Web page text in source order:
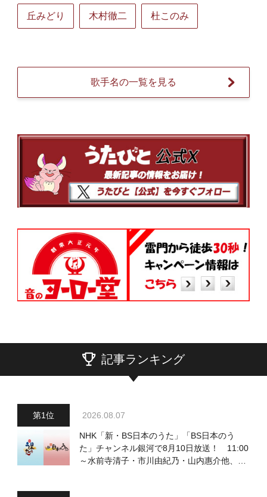
丘みどり 木村徹二 杜このみ
歌手名の一覧を見る
記事ランキング
2026.08.07
NHK「新・BS日本のうた」「BS日本のう
た」チャンネル銀河で8月10日放送！ 11:00
～水前寺清子・市川由紀乃・山内惠介他、